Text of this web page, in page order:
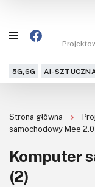
5G,6G AI-
Kursy
Strona główna
samochodowy Mee 2.0
Komputer
(2)